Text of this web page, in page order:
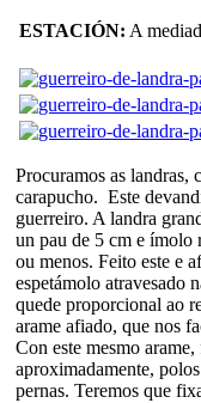
ESTACIÓN: A
Procuramos as landras,
carapucho. Este
guerreiro. A landra
un pau de 5 cm e ímolo
ou menos. Feito este e
espetámolo atravesado
quede proporcional ao
arame afiado, que nos
Con este mesmo
aproximadamente,
pernas. Teremos que